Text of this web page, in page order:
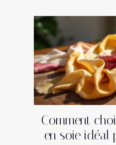
Comment
en soie idéal